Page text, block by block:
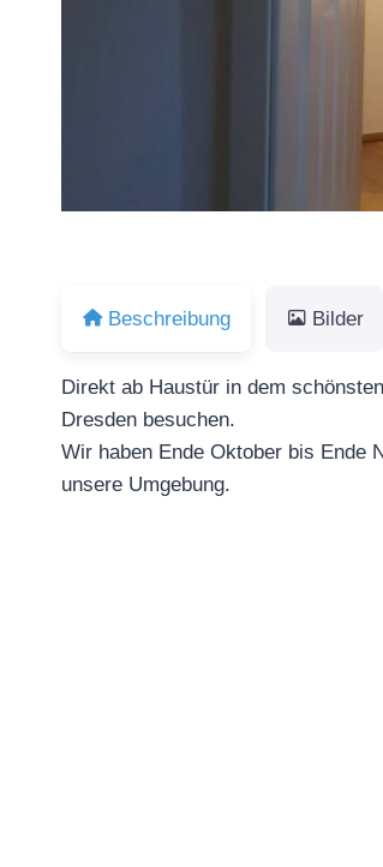
Beschreibung Bilder
Direkt ab Haustür in dem
Dresden besuchen.
Wir haben Ende Oktober bis Ende
unsere Umgebung.